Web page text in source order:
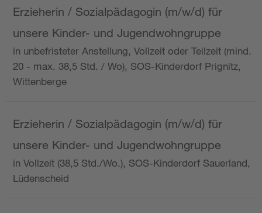
Erzieherin / Sozialpädagogin (m/w/d) für
unsere Kinder- und Jugendwohngruppe
in unbefristeter Anstellung, Vollzeit oder Teilzeit (mind.
20 - max. 38,5 Std. / Wo), SOS-Kinderdorf Prignitz,
Wittenberge
Erzieherin / Sozialpädagogin (m/w/d) für
unsere Kinder- und Jugendwohngruppe
in Vollzeit (38,5 Std./Wo.), SOS-Kinderdorf Sauerland,
Lüdenscheid